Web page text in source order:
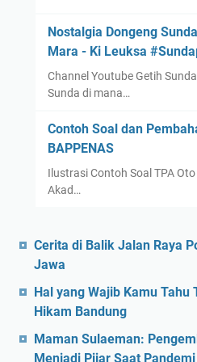
P
2
0
1
/
0
Nostalgia Dongeng
Mara - Ki Leuksa
Channel Youtube Getih
Sunda di mana…
Contoh Soal dan
BAPPENAS
Ilustrasi Contoh Soal TPA
Akad…
Cerita di Balik Jalan Raya
Jawa
Hal yang Wajib Kamu Tahu
Hikam Bandung
Maman Sulaeman:
Menjadi Pijar Saat